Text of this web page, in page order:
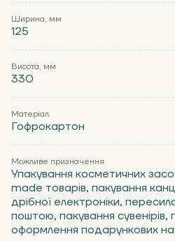
Ширина, мм
125
Висота, мм
330
Матеріал
Гофрокартон
Можливе призначення
Упакування косметичних
made товарів, пакування
дрібної електроніки,
поштою, пакування
оформлення подарункових